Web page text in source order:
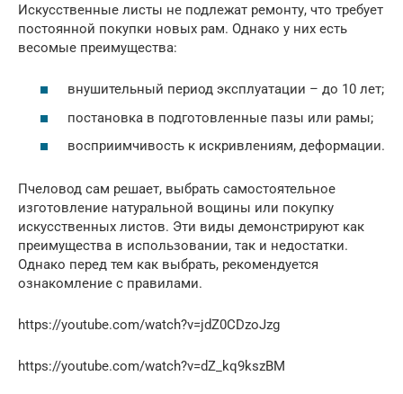
Искусственные листы не подлежат ремонту, что требует
постоянной покупки новых рам. Однако у них есть
весомые преимущества:
внушительный период эксплуатации – до 10 лет;
постановка в подготовленные пазы или рамы;
восприимчивость к искривлениям, деформации.
Пчеловод сам решает, выбрать самостоятельное
изготовление натуральной вощины или покупку
искусственных листов. Эти виды демонстрируют как
преимущества в использовании, так и недостатки.
Однако перед тем как выбрать, рекомендуется
ознакомление с правилами.
https://youtube.com/watch?v=jdZ0CDzoJzg
https://youtube.com/watch?v=dZ_kq9kszBM